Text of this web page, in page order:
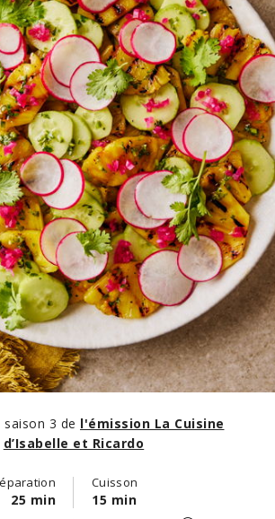
saison 3 de l'émission La Cuisine
d’Isabelle et Ricardo
25 min
Cuisson
15 min